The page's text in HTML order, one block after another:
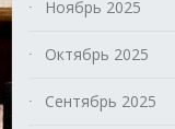
Ноябрь 2025
Октябрь 2025
Сентябрь 2025